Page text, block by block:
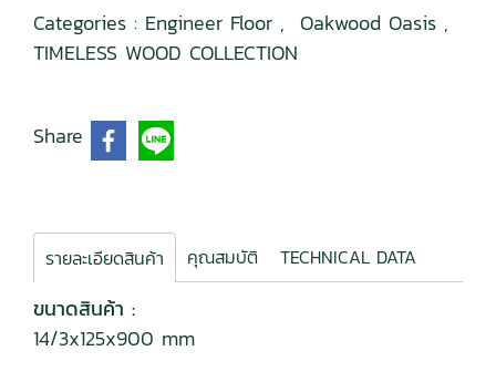
Categories : Engineer Floor , Oakwood Oasis ,
TIMELESS WOOD COLLECTION
Share
รายละเอียดสินค้า คุณสมบัติ TECHNICAL DATA
ขนาดสินค้า :
14/3x125x900 mm